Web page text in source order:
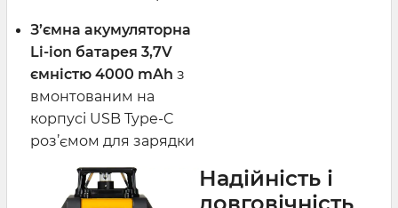
З’ємна акумуляторна
Li-ion батарея 3,7V
ємністю 4000 mAh з
вмонтованим на
корпусі USB Type-C
роз’ємом для зарядки
Надійність і